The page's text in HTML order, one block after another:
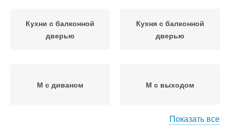
Кухни с балконной
дверью
Кухня с балконной
дверью
М с диваном М с выходом
Показать все